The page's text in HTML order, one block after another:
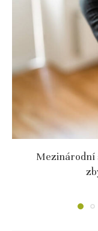
Mezinárodní